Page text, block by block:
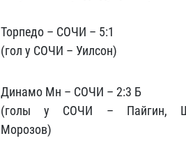
Торпедо – СОЧИ – 5:1
(гол у СОЧИ – Уилсон)
Динамо Мн – СОЧИ – 2:3 Б
(голы у СОЧИ – Пайгин,
Морозов)